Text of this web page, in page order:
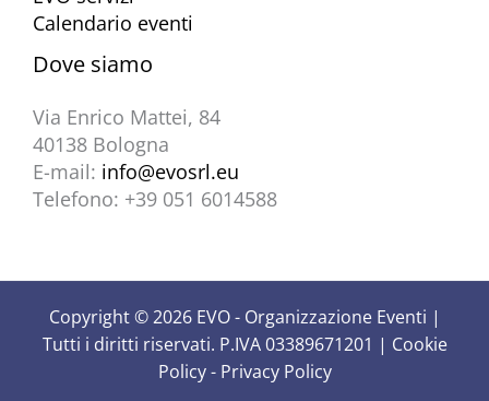
Calendario eventi
Dove siamo
Via Enrico Mattei, 84
40138 Bologna
E-mail: info@evosrl.eu
Telefono: +39 051 6014588
Copyright © 2026 EVO - Organizzazione Eventi |
Tutti i diritti riservati. P.IVA 03389671201 | Cookie
Policy- Privacy Policy